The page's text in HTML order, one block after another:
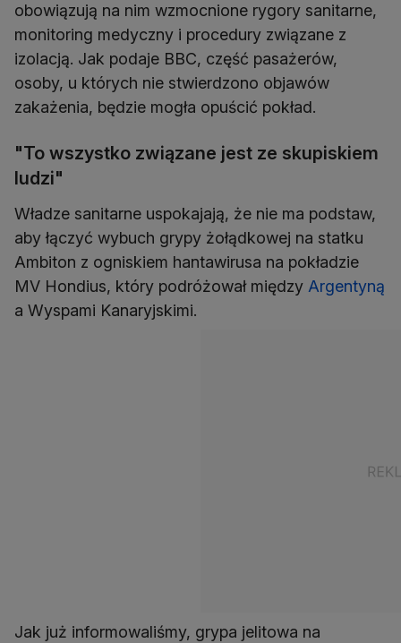
obowiązują na nim wzmocnione rygory sanitarne,
monitoring medyczny i procedury związane z
izolacją. Jak podaje BBC, część pasażerów,
osoby, u których nie stwierdzono objawów
zakażenia, będzie mogła opuścić pokład.
"To wszystko związane jest ze skupiskiem
ludzi"
Władze sanitarne uspokajają, że nie ma podstaw,
aby łączyć wybuch grypy żołądkowej na statku
Ambiton z ogniskiem hantawirusa na pokładzie
MV Hondius, który podróżował między Argentyną
a Wyspami Kanaryjskimi.
Jak już informowaliśmy, grypa jelitowa na